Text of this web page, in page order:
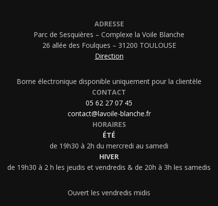
ADRESSE
Parc de Sesquières – Complexe la Voile Blanche
26 allée des Foulques – 31200 TOULOUSE
Direction
Borne électronique disponible uniquement pour la clientèle
CONTACT
05 62 27 07 45
contact@lavoile-blanche.fr
HORAIRES
ÉTÉ
de 19h30 à 2h du mercredi au samedi
HIVER
de 19h30 à 2 h les jeudis et vendredis & de 20h à 3h les samedis
Ouvert les vendredis midis